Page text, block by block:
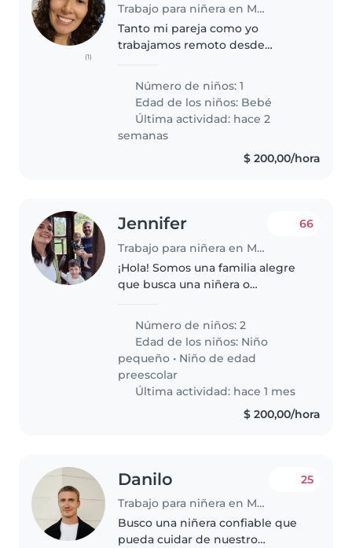
(1)
Trabajo para niñera en Montevideo
Tanto mi pareja como yo
trabajamos remoto desde
de 5 meses y buscamos a alguien
que pueda estimularlo mientras
no podemos darle atención y
que nos ayude..
Número de niños: 1
Edad de los niños: Bebé
Última actividad: hace 2
semanas
$ 200,00/hora
Jennifer
Trabajo para niñera en Montevideo
66
¡Hola! Somos una familia alegre
que busca una niñera o
puntuales, un niño en edad
preescolar y una niño en edad
de guardería. Ambos..
Número de niños: 2
Edad de los niños: Niño
pequeño • Niño de edad
preescolar
Última actividad: hace 1 mes
$ 200,00/hora
Danilo
Trabajo para niñera en Maldonado
25
Busco una niñera confiable que
pueda cuidar de nuestro